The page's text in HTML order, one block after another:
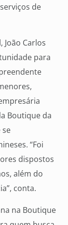
de
João Carlos
para
Boutique da
se
“Foi
dispostos
além do
conta.
na Boutique